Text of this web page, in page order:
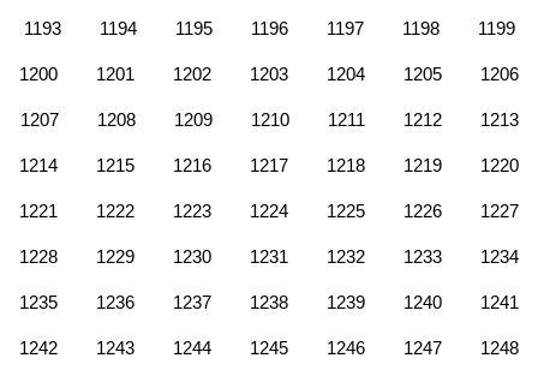
1193 1194 1195 1196 1197 1198 1199
1200 1201 1202 1203 1204 1205 1206
1207 1208 1209 1210 1211 1212 1213
1214 1215 1216 1217 1218 1219 1220
1221 1222 1223 1224 1225 1226 1227
1228 1229 1230 1231 1232 1233 1234
1235 1236 1237 1238 1239 1240 1241
1242 1243 1244 1245 1246 1247 1248